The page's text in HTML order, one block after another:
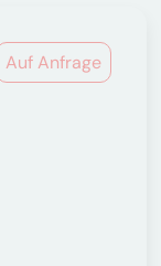
Auf Anfrage